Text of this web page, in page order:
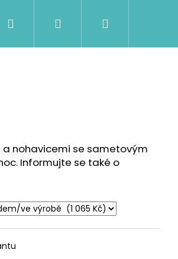
Kontakty Přihlášení
a nohavicemi se sametovým
Informujte se také o
Následující